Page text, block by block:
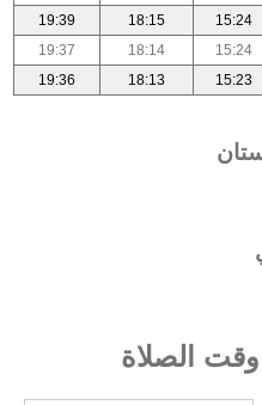
15:24
18:15
19:39
15:24
18:14
19:37
15:23
18:13
19:36
الصلاة